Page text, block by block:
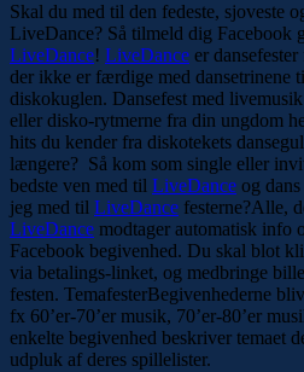
Skal du med til den fedeste, sjoveste
LiveDance? Så tilmeld dig Facebook
LiveDance! LiveDance er
der ikke er færdige med dansetrinene
diskokuglen. Dansefest med
eller disko-rytmerne fra din ungdom
hits du kender fra diskotekets
længere? Så kom som single eller
bedste ven med til LiveDance og
jeg med til LiveDance festerne?Alle,
LiveDance modtager automatisk info
Facebook begivenhed. Du skal blot
via betalings-linket, og medbringe
festen. TemafesterBegivenhederne
fx 60’er-70’er musik, 70’er-80’er
enkelte begivenhed beskriver temaet
udpluk af deres spillelister.